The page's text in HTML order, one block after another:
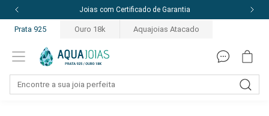
10% off com o cupom: PRIMEIRACOMPRA
Prata 925 Ouro 18k Aquajoias Atacado